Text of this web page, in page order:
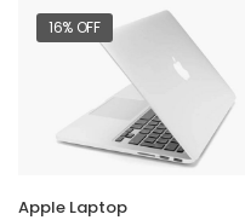
16% OFF
Apple Laptop